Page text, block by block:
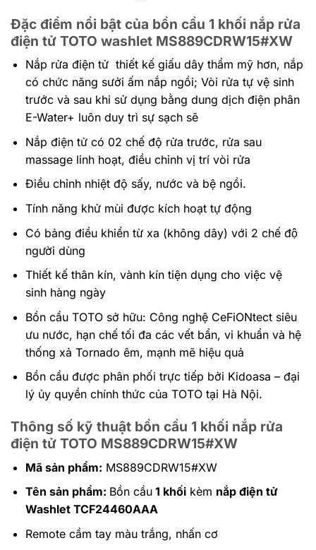
Đặc điểm nổi bật của bồn cầu 1 khối nắp rửa
điện tử TOTO washlet MS889CDRW15#XW
Nắp rửa điện tử thiết kế giấu dây thẩm mỹ hơn, nắp
có chức năng sưởi ấm nắp ngồi; Vòi rửa tự vệ sinh
trước và sau khi sử dụng bằng dung dịch điện phân
E-Water+ luôn duy trì sự sạch sẽ
Nắp điện tử có 02 chế độ rửa trước, rửa sau
massage linh hoạt, điều chỉnh vị trí vòi rửa
Điều chỉnh nhiệt độ sấy, nước và bệ ngồi.
Tính năng khử mùi được kích hoạt tự động
Có bảng điều khiển từ xa (không dây) với 2 chế độ
người dùng
Thiết kế thân kín, vành kín tiện dụng cho việc vệ
sinh hàng ngày
Bồn cầu TOTO sở hữu: Công nghệ CeFiONtect siêu
ưu nước, hạn chế tối đa các vết bẩn, vi khuẩn và hệ
thống xả Tornado êm, mạnh mẽ hiệu quả
Bồn cầu được phân phối trực tiếp bởi Kidoasa – đại
lý ủy quyền chính thức của TOTO tại Hà Nội.
Thông số kỹ thuật bồn cầu 1 khối nắp rửa
điện tử TOTO MS889CDRW15#XW
Mã sản phẩm: MS889CDRW15#XW
Tên sản phẩm: Bồn cầu1 khốikèm nắp điện tử
Washlet TCF24460AAA
Remote cầm tay màu trắng, nhấn cơ